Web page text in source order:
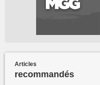
Articles
recommandés